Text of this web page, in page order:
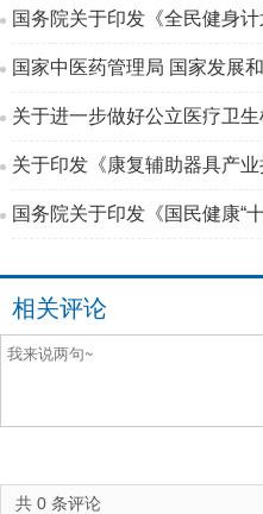
国务院关于印发《全民健身
国家中医药管理局 国家发展
关于进一步做好公立医疗卫
关于印发《康复辅助器具产
国务院关于印发《国民健康“
相关评论
共 0 条评论